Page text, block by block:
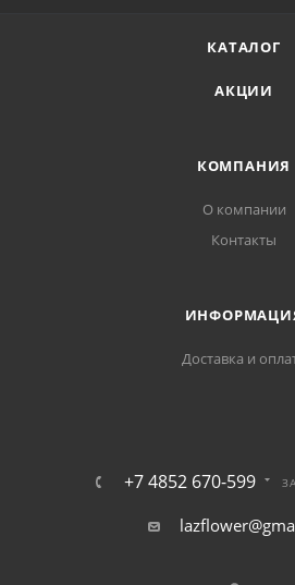
КАТАЛОГ
АКЦИИ
КОМПАНИЯ
О компании
Контакты
Доставка и
+7 4852 670-599